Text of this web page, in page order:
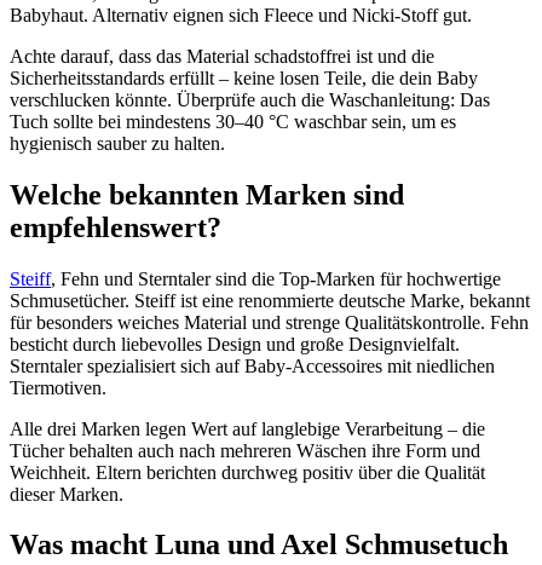
Babyhaut. Alternativ eignen sich Fleece und Nicki-Stoff gut.
Achte darauf, dass das Material schadstoffrei ist und die
Sicherheitsstandards erfüllt – keine losen Teile, die dein Baby
verschlucken könnte. Überprüfe auch die Waschanleitung: Das
Tuch sollte bei mindestens 30–40 °C waschbar sein, um es
hygienisch sauber zu halten.
Welche bekannten Marken sind
empfehlenswert?
Steiff, Fehn und Sterntaler sind die Top-Marken für hochwertige
Schmusetücher. Steiff ist eine renommierte deutsche Marke, bekannt
für besonders weiches Material und strenge Qualitätskontrolle. Fehn
besticht durch liebevolles Design und große Designvielfalt.
Sterntaler spezialisiert sich auf Baby-Accessoires mit niedlichen
Tiermotiven.
Alle drei Marken legen Wert auf langlebige Verarbeitung – die
Tücher behalten auch nach mehreren Wäschen ihre Form und
Weichheit. Eltern berichten durchweg positiv über die Qualität
dieser Marken.
Was macht Luna und Axel Schmusetuch